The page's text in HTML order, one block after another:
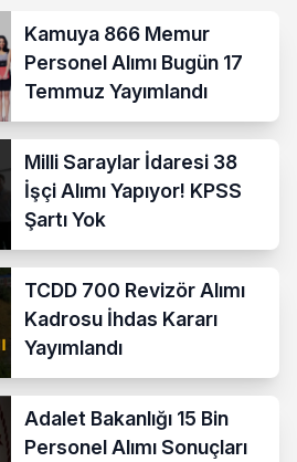
Kamuya 866 Memur
Personel Alımı Bugün 17
Temmuz Yayımlandı
Milli Saraylar İdaresi 38
İşçi Alımı Yapıyor! KPSS
Şartı Yok
TCDD 700 Revizör Alımı
Kadrosu İhdas Kararı
Yayımlandı
Adalet Bakanlığı 15 Bin
Personel Alımı Sonuçları